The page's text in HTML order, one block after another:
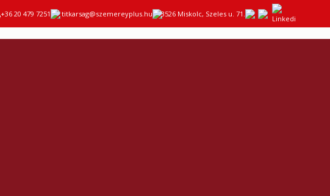
+36 20 479 7251 titkarsag@szemereyplus.hu 3526 Miskolc, Szeles u. 71.